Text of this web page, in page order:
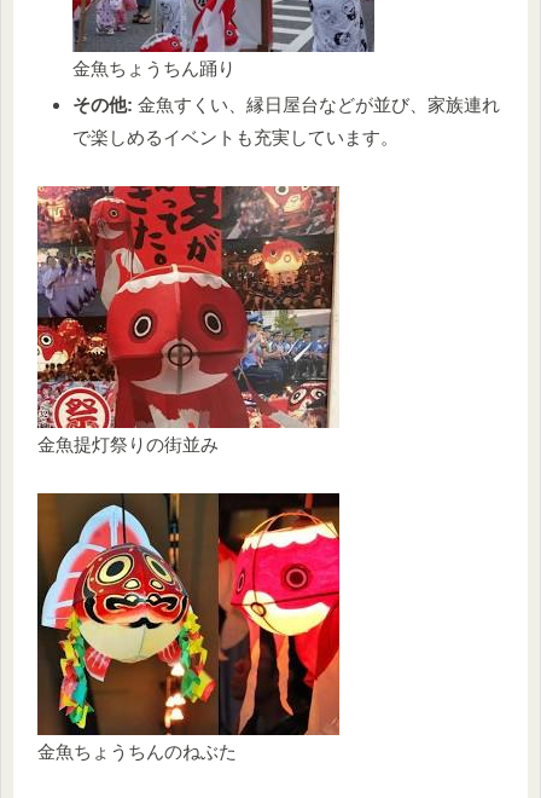
金魚ちょうちん踊り
その他: 金魚すくい、縁日屋台などが並び、家族連れ
で楽しめるイベントも充実しています。
金魚提灯祭りの街並み
金魚ちょうちんのねぶた